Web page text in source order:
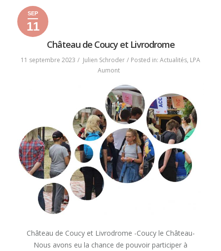
11
septembre
12
septembre
SEP
11
2023
Château de Coucy et Livrodrome
11 septembre 2023 Julien Schroder Posted in: Actualités, LPA
Aumont
Château de Coucy et Livrodrome -Coucy le Château-
Nous avons eu la chance de pouvoir participer à